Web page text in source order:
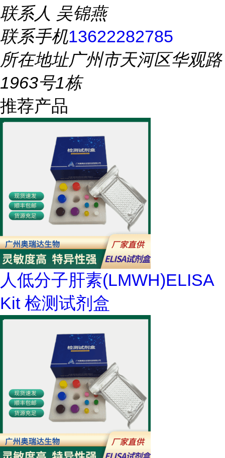
联系人 吴锦燕
联系手机13622282785
所在地址广州市天河区华观路
1963号1栋
推荐产品
人低分子肝素(LMWH)ELISA
Kit 检测试剂盒